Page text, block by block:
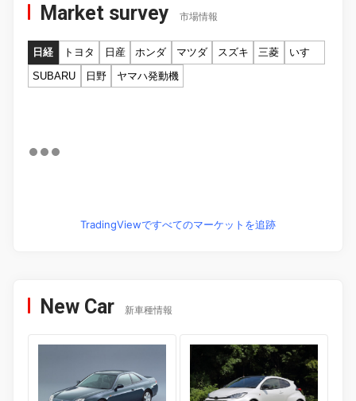
Market survey 市場情報
日経 トヨタ 日産 ホンダ マツダ スズキ 三菱
いすゞ
SUBARU
日野 ヤマハ発動機
TradingViewですべてのマーケットを追跡
New Car 新車種情報